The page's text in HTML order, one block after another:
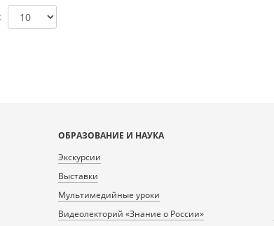
ОБРАЗОВАНИЕ И НАУКА
Экскурсии
Выставки
Мультимедийные уроки
Видеолекторий «Знание о России»